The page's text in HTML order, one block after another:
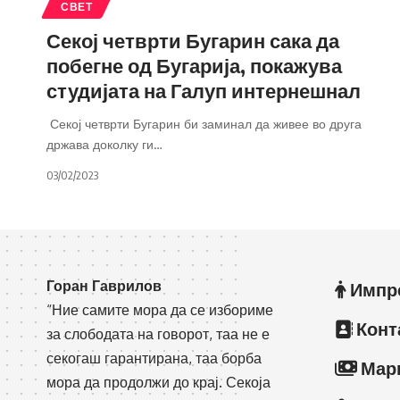
СВЕТ
Секој четврти Бугарин сака да
побегне од Бугарија, покажува
студијата на Галуп интернешнал
Секој четврти Бугарин би заминал да живее во друга
држава доколку ги…
03/02/2023
Горан Гаврилов
“Ние самите мора да се избориме
за слободата на говорот, таа не е
секогаш гарантирана, таа борба
мора да продолжи до крај. Секоја